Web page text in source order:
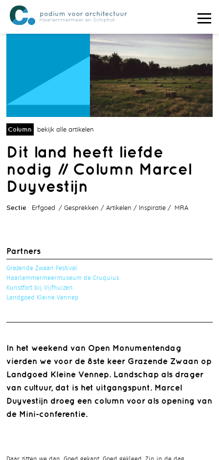
Column bekijk alle artikelen
Dit land heeft liefde
nodig // Column Marcel
Duyvestijn
Sectie Erfgoed Gesprekken Artikelen Inspiratie MRA
Partners
Grazende Zwaan Festival
Haarlemmermeermuseum de Cruquius
Kunstfort bij Vijfhuizen
Landgoed Kleine Vennep
In het weekend van Open Monumentendag
vierden we voor de 8ste keer Grazende Zwaan op
Landgoed Kleine Vennep. Landschap als drager
van cultuur, dat is het uitgangspunt. Marcel
Duyvestijn droeg een column voor als opening van
de Mini-conferentie.